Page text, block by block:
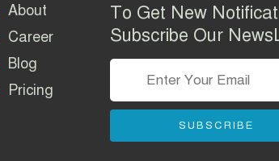
About
Career
Blog
Pricing
To Get New
Subscribe Our
SUBSCRIBE